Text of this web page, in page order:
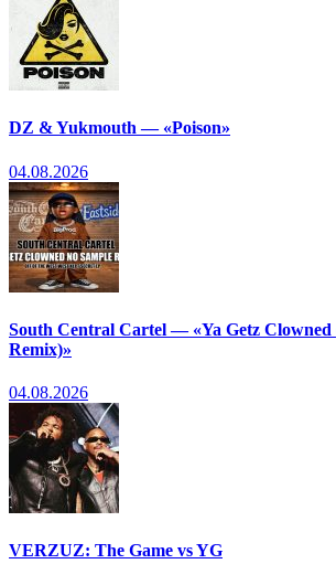
DZ & Yukmouth — «Poison»
04.08.2026
South Central Cartel — «Ya Getz Clowned
Remix)»
04.08.2026
VERZUZ: The Game vs YG